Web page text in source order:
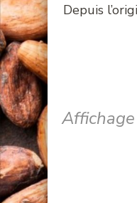
Depuis